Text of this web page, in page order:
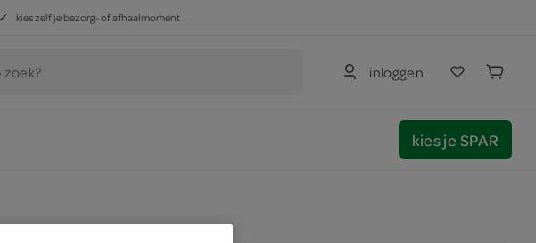
kies zelf je bezorg- of afhaalmoment
zoek? inloggen
kies je SPAR